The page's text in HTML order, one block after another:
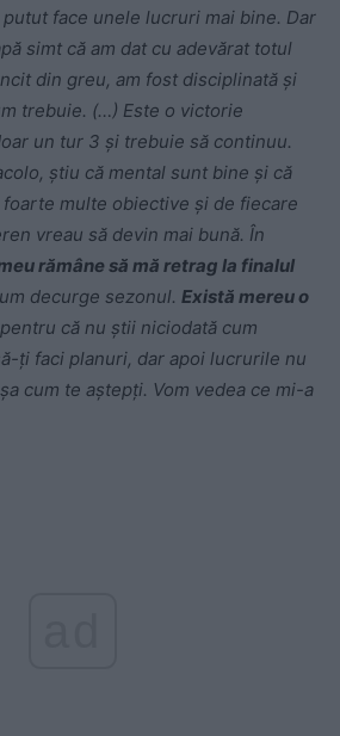
face unele lucruri mai bine. Dar
simt că am dat cu adevărat totul
din greu, am fost disciplinată și
trebuie. (…) Este o victorie
un tur 3 și trebuie să continuu.
știu că mental sunt bine și că
multe obiective și de fiecare
vreau să devin mai bună. În
rămâne să mă retrag la finalul
decurge sezonul. Există mereu o
pentru că nu știi niciodată cum
ți faci planuri, dar apoi lucrurile nu
cum te aștepți. Vom vedea ce mi-a